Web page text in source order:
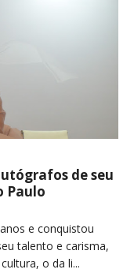
de seu
Paulo
e conquistou
talento e carisma,
o da li...